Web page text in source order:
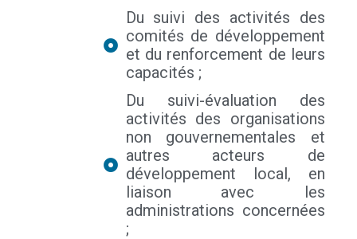
Du suivi des activités des
comités de développement
et du renforcement de leurs
capacités ;
Du suivi-évaluation des
activités des organisations
non gouvernementales et
autres acteurs de
développement local, en
liaison avec les
administrations concernées
;